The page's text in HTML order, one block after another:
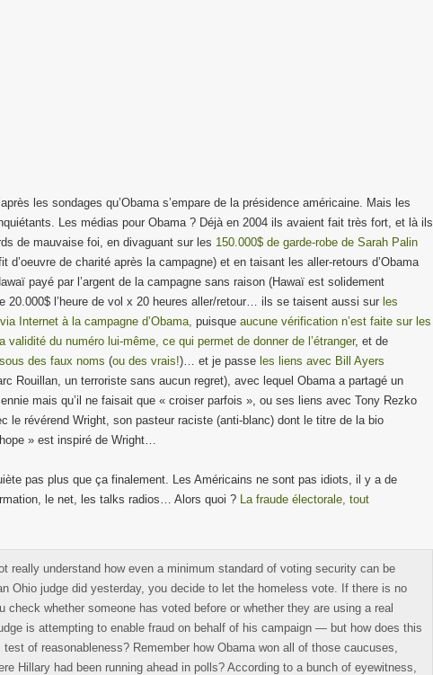
les sondages qu’Obama s’empare de la présidence américaine. Mais les
Les médias pour Obama ? Déjà en 2004 ils avaient fait très fort, et là ils
de mauvaise foi, en divaguant sur les 150.000$ de garde-robe de Sarah Palin
d’oeuvre de charité après la campagne) et en taisant les aller-retours d’Obama
payé par l’argent de la campagne sans raison (Hawaï est solidement
20.000$ l’heure de vol x 20 heures aller/retour… ils se taisent aussi sur les
Internet à la campagne d’Obama, puisque aucune vérification n’est faite sur les
validité du numéro lui-même, ce qui permet de donner de l’étranger, et de
des faux noms (ou des vrais!)… et je passe les liens avec Bill Ayers
Rouillan, un terroriste sans aucun regret), avec lequel Obama a partagé un
mais qu’il ne faisait que « croiser parfois », ou ses liens avec Tony Rezko
le révérend Wright, son pasteur raciste (anti-blanc) dont le titre de la bio
» est inspiré de Wright…
pas plus que ça finalement. Les Américains ne sont pas idiots, il y a de
le net, les talks radios… Alors quoi ? La fraude électorale, tout
really understand how even a minimum standard of voting security can be
Ohio judge did yesterday, you decide to let the homeless vote. If there is no
whether someone has voted before or whether they are using a real
is attempting to enable fraud on behalf of his campaign — but how does this
of reasonableness? Remember how Obama won all of those caucuses,
Hillary had been running ahead in polls? According to a bunch of eyewitness,